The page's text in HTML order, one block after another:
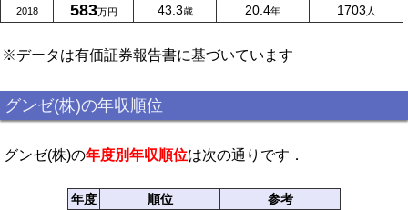
2018 583万円 43.3歳 20.4年 1703 人
※データは有価証券報告書に基づいています
グンゼ(株)の年収順位
グンゼ(株)の年度別年収順位は次の通りです．
年度 順位 参考